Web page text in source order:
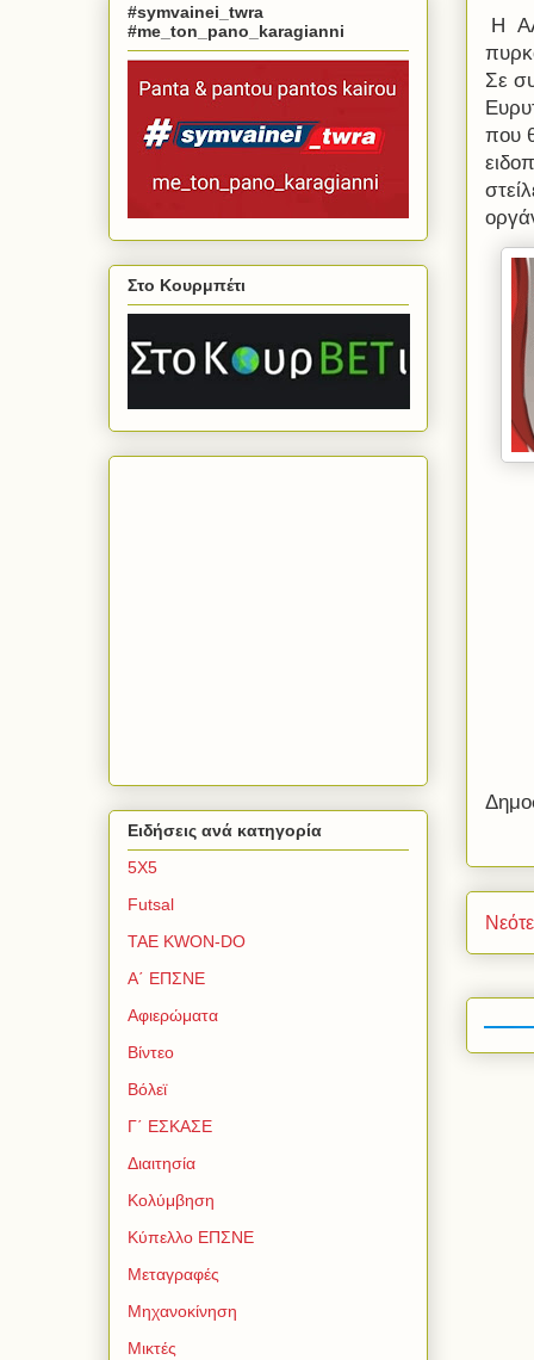
Η
Σε
που
#symvainei_twra
#me_ton_pano_karagianni
Στο Κουρμπέτι
Ειδήσεις ανά κατηγορία
5Χ5
Futsal
TAE KWON-DO
Α΄ ΕΠΣΝΕ
Αφιερώματα
Βίντεο
Βόλεϊ
Γ΄ ΕΣΚΑΣΕ
Διαιτησία
Κολύμβηση
Κύπελλο ΕΠΣΝΕ
Μεταγραφές
Μηχανοκίνηση
Μικτές